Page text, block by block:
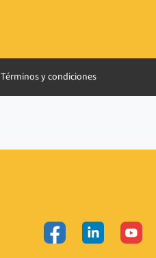
Términos y condiciones